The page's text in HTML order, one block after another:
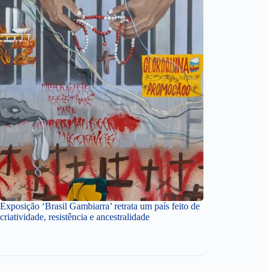
Exposição ‘Brasil Gambiarra’ retrata um país feito de
criatividade, resistência e ancestralidade